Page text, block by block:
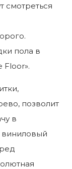
смотреться
пола в
Floor».
позволит
в